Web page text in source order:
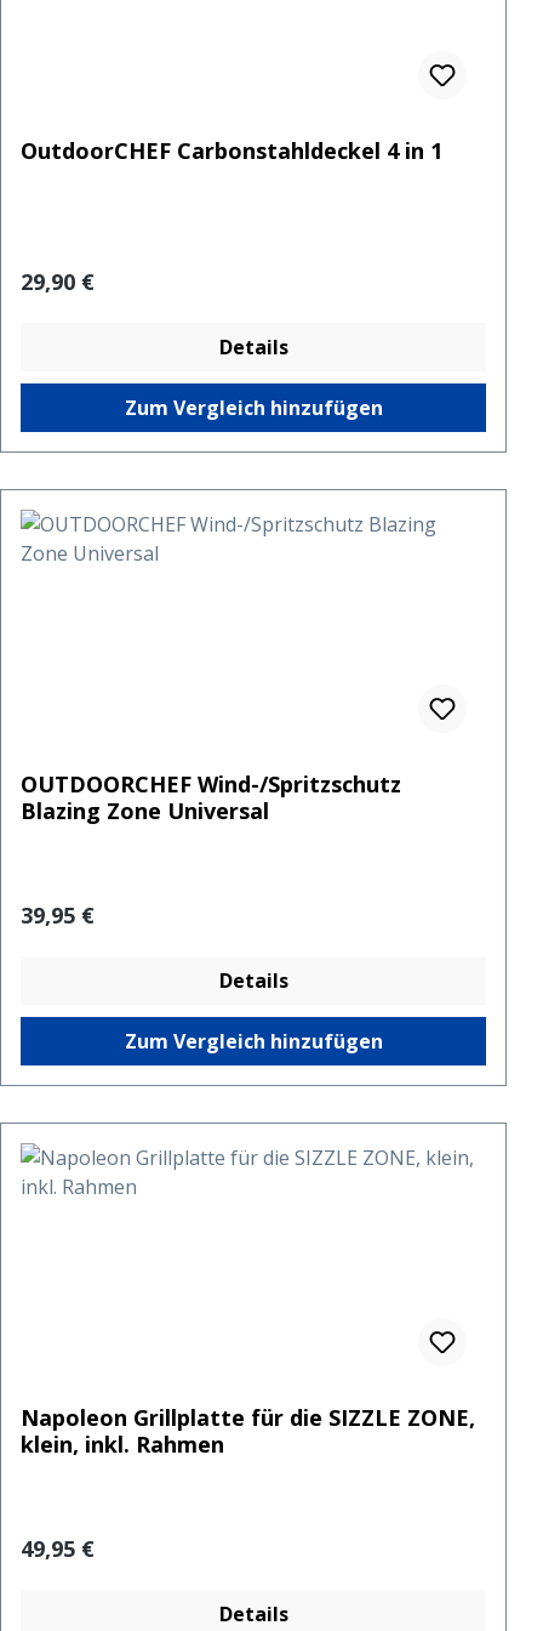
OutdoorCHEF Carbonstahldeckel 4 in 1
Regulärer Preis:
29,90 €
Details
Zum Vergleich hinzufügen
OUTDOORCHEF Wind-/Spritzschutz
Blazing Zone Universal
Regulärer Preis:
39,95 €
Details
Zum Vergleich hinzufügen
Napoleon Grillplatte für die SIZZLE ZONE,
klein, inkl. Rahmen
Regulärer Preis:
49,95 €
Details